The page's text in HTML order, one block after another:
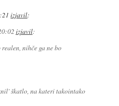
izjavil:
izjavil:
nihče ga ne bo
škatlo, na kateri takointako